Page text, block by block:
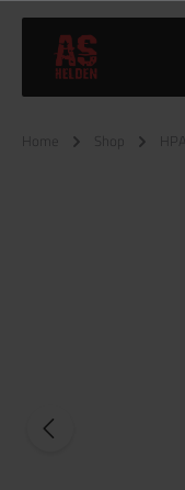
Home Shop HPA